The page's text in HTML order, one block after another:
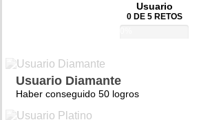
Usuario
0 DE 5 RETOS
Usuario Diamante
Haber conseguido 50 logros